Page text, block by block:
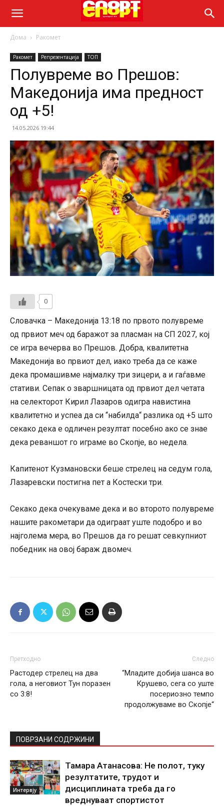
Дома Ракомет
Ракомет Репрезентација ТОП
Полувреме во Прешов:
Македонија има предност
од +5!
14.05.2026 19:44
0
Словачка – Македонија 13:18 по првото полувреме
од првиот меч од баражот за пласман на СП 2027, кој
се игра вечерва во Прешов. Добра, квалитетна
Македонија во првиот дел, иако треба да се каже
дека промашивме најмалку три зицери, а и гаѓавме
стативи. Сепак о зваршницата од првиот дел четата
на селекторот Кирил Лазаров одигра навистина
квалитетно и успеа да си “набилда“ разлика од +5 што
секако дека е одличен резултат посебно ако се знае
дека реваншот го играме во Скопје, во недела.
Капитенот Кузмановски беше стрелец на седум гола,
Лазаревски постигна пет а Костески три.
Секако дека очекуваме дека и во второто полувреме
нашите ракометари да одиграат уште подобро и во
најголема мера, во Прешов да го решат севкупниот
победник на овој бараж двомеч.
Претходно
Растодер стрелец на два
гола, а неговиот Тун поразен
со 3:8!
Следно
“Младите добија шанса во
Крушево, сега со уште
посериозно темпо
продолжуваме во Скопје“
ПОВРЗАНИ СОДРЖИНИ
Интервју
Тамара Атанасова: Не полот, туку
резултатите, трудот и
дисциплината треба да го
вреднуваат спортистот